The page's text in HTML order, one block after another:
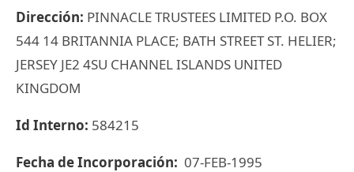
Dirección: PINNACLE TRUSTEES LIMITED P.O. BOX
544 14 BRITANNIA PLACE; BATH STREET ST. HELIER;
JERSEY JE2 4SU CHANNEL ISLANDS UNITED
KINGDOM
Id Interno: 584215
Fecha de Incorporación: 07-FEB-1995